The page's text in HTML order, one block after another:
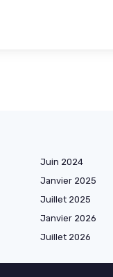
Juin 2024
Janvier 2025
Juillet 2025
Janvier 2026
Juillet 2026